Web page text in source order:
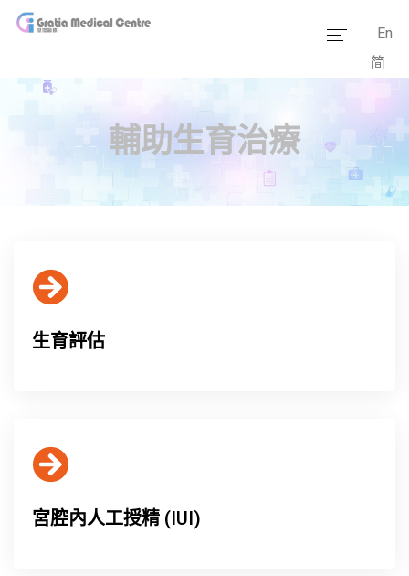
服務範疇
En
简
輔助生育治療
生育評估
宮腔內人工授精 (IUI)